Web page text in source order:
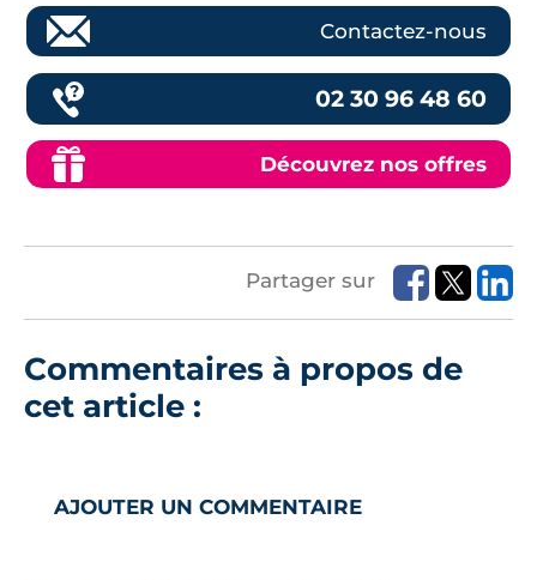
Contactez-nous
02 30 96 48 60
Découvrez nos offres
Partager sur
Commentaires à propos de
cet article :
AJOUTER UN COMMENTAIRE